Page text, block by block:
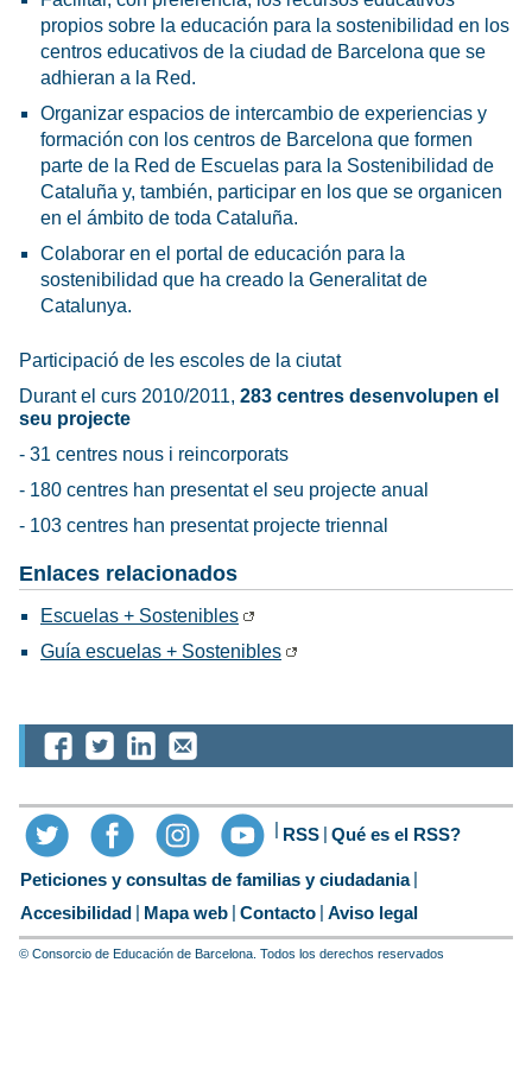
propios sobre la educación para la sostenibilidad en los
centros educativos de la ciudad de Barcelona que se
adhieran a la Red.
Organizar espacios de intercambio de experiencias y
formación con los centros de Barcelona que formen
parte de la Red de Escuelas para la Sostenibilidad de
Cataluña y, también, participar en los que se organicen
en el ámbito de toda Cataluña.
Colaborar en el portal de educación para la
sostenibilidad que ha creado la Generalitat de
Catalunya.
Participació de les escoles de la ciutat
Durant el curs 2010/2011, 283 centres desenvolupen el
seu projecte
- 31 centres nous i reincorporats
- 180 centres han presentat el seu projecte anual
- 103 centres han presentat projecte triennal
Enlaces relacionados
Escuelas + Sostenibles
Guía escuelas + Sostenibles
RSS Qué es el RSS?
Peticiones y consultas de familias y ciudadania
Accesibilidad
Mapa web Contacto Aviso legal
© Consorcio de Educación de Barcelona. Todos los derechos reservados